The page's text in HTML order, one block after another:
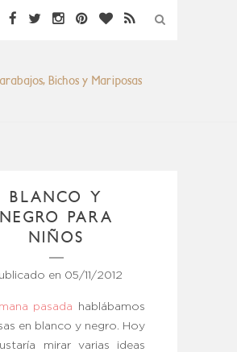
BLANCO Y
NEGRO PARA
NIÑOS
en 05/11/2012
pasada
hablábamos
en blanco y negro. Hoy
mirar varias ideas